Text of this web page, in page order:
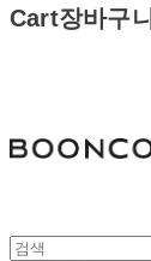
Cart장바구니